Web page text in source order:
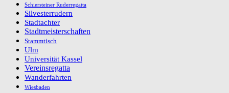
Schiersteiner Ruderregatta
Silvesterrudern
Stadtachter
Stadtmeisterschaften
Stammtisch
Ulm
Universität Kassel
Vereinsregatta
Wanderfahrten
Wiesbaden